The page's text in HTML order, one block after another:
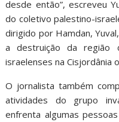
desde então”, escreveu
do coletivo palestino-
dirigido por Hamdan,
a destruição da região
israelenses na Cisjordânia
O jornalista também
atividades do grupo
enfrenta algumas